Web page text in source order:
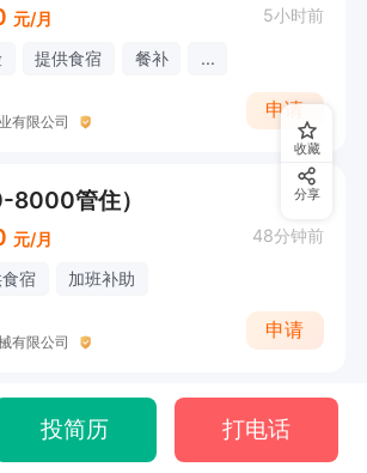
元/月 5小时前
提供食宿 餐补 ...
有限公司
申请
管住）
元/月 48分钟前
宿 加班补助
有限公司
申请
收藏
分享
投简历 打电话